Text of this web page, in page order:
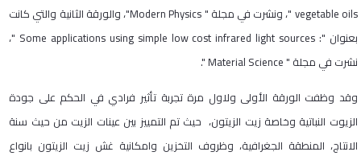
vegetable oils "، ونشرت في مجلة "Modern Physics"، والورقة الثانية والتي كانت
بعنوان ": Some applications using simple low cost infrared light sources "،
نشرت في مجلة "Material Science
".
وقد وظفت الورقة الأولى ولاول مرة تجربة تأثير فرادي في الحكم على جودة
الزيوت النباتية وخاصة زيت الزيتون، حيث تم التمييز بين عينات الزيت من حيث سنة
الانتاج، المنطقة الجغرافية، وظروف التخزين وامكانية غش زيت الزيتون بانواع